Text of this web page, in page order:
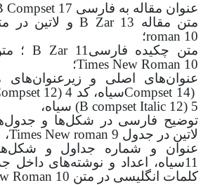
عنوان مقاله به فارسی Compset 17
متن مقاله B Zar 13 و لاتین در
roman 10؛
متن چکیده فارسیB Zar 11 ؛
Times New Roman 10؛
عنوان‌های اصلی و زیرعنوان‌های
Compset 14)سیاه، کد 4 12)
5
(B compset Italic 12) سیاه،
توضیح فارسی در شکل‌ها و
لاتین در جدول Times New roman 9،
عنوان و شماره جداول و شکل
11سیاه، اعداد و نوشته‌های داخل
کلمات انگلیسی در متن Roman 10